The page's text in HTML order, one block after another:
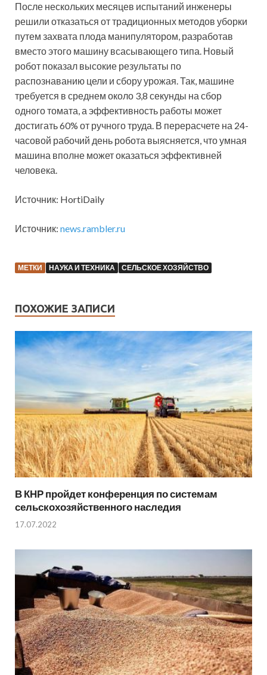
После нескольких месяцев испытаний инженеры
решили отказаться от традиционных методов уборки
путем захвата плода манипулятором, разработав
вместо этого машину всасывающего типа. Новый
робот показал высокие результаты по
распознаванию цели и сбору урожая. Так, машине
требуется в среднем около 3,8 секунды на сбор
одного томата, а эффективность работы может
достигать 60% от ручного труда. В перерасчете на 24-
часовой рабочий день робота выясняется, что умная
машина вполне может оказаться эффективней
человека.
Источник: HortiDaily
Источник: news.rambler.ru
МЕТКИ НАУКА И ТЕХНИКА СЕЛЬСКОЕ ХОЗЯЙСТВО
ПОХОЖИЕ ЗАПИСИ
В КНР пройдет конференция по системам
сельскохозяйственного наследия
17.07.2022